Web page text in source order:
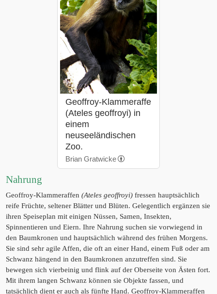
Geoffroy-Klammeraffe
(Ateles geoffroyi) in
einem
neuseeländischen
Zoo.
Brian Gratwicke
Nahrung
Geoffroy-Klammeraffen (Ateles geoffroyi) fressen hauptsächlich
reife Früchte, seltener Blätter und Blüten. Gelegentlich ergänzen sie
ihren Speiseplan mit einigen Nüssen, Samen, Insekten,
Spinnentieren und Eiern. Ihre Nahrung suchen sie vorwiegend in
den Baumkronen und hauptsächlich während des frühen Morgens.
Sie sind sehr agile Affen, die oft an einer Hand, einem Fuß oder am
Schwanz hängend in den Baumkronen anzutreffen sind. Sie
bewegen sich vierbeinig und flink auf der Oberseite von Ästen fort.
Mit ihrem langen Schwanz können sie Objekte fassen, und
tatsächlich dient er auch als fünfte Hand. Geoffroy-Klammeraffen